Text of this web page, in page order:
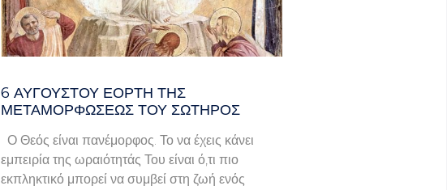
6 ΑΥΓΟΥΣΤΟΥ ΕΟΡΤΗ ΤΗΣ
ΜΕΤΑΜΟΡΦΩΣΕΩΣ ΤΟΥ ΣΩΤΗΡΟΣ
Ο Θεός είναι πανέμορφος. Το να έχεις κάνει
εμπειρία της ωραιότητάς Του είναι ό,τι πιο
εκπληκτικό μπορεί να συμβεί στη ζωή ενός